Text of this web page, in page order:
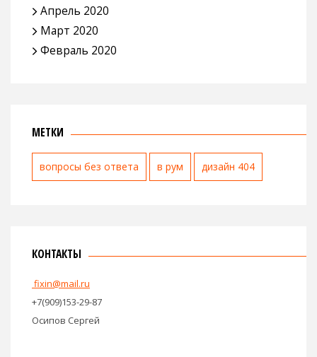
Апрель 2020
Март 2020
Февраль 2020
МЕТКИ
вопросы без ответа в рум дизайн 404
КОНТАКТЫ
fixin@mail.ru
+7(909)153-29-87
Осипов Сергей